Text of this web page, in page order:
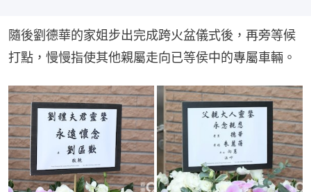
隨後劉德華的家姐步出完成跨火盆儀式後，再旁等候
打點，慢慢指使其他親屬走向已等侯中的專屬車輛。